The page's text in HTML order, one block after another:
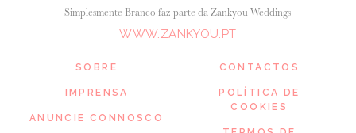
SOBRE
IMPRENSA
ANUNCIE CONNOSCO
Simplesmente Branco faz parte da Zankyou Weddings
WWW.ZANKYOU.PT
CONTACTOS
POLÍTICA DE
COOKIES